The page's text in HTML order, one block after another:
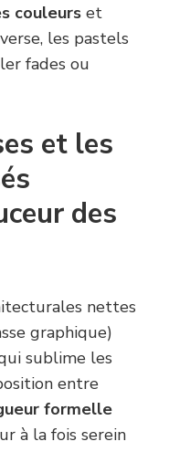
couleurs et
les pastels
fades ou
et les
des
nettes
graphique)
sublime les
entre
formelle
à la fois serein